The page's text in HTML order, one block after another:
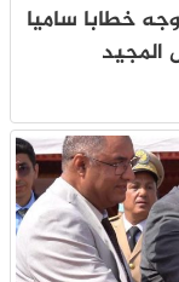
خطابا ساميا
المجيد